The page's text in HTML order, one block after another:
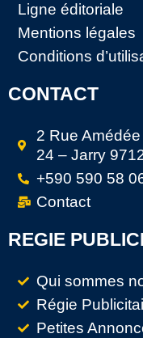
Ligne éditoriale
Mentions légales
Conditions
CONTACT
2 Rue
24 – Jarry
+590 590 58
Contact
REGIE
Qui sommes
Régie
Petites